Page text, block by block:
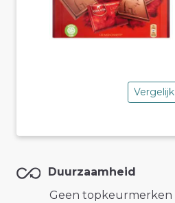
Vergelijk
Duurzaamheid
Geen topkeurmerken